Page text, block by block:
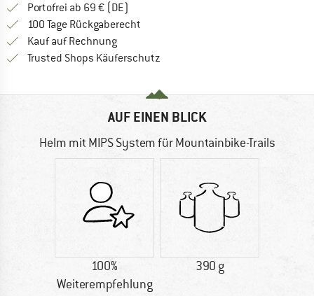
Portofrei ab 69 € (DE)
100 Tage Rückgaberecht
Kauf auf RechnungFinde die Zahlungs-Infos hier! Öffnet
Trusted Shops Käuferschutz
AUF EINEN BLICK
Helm mit MIPS System für Mountainbike-Trails
100%
Weiterempfehlung
390 g